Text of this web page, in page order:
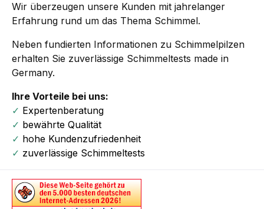
Wir überzeugen unsere Kunden mit jahrelanger
Erfahrung rund um das Thema Schimmel.
Neben fundierten Informationen zu Schimmelpilzen
erhalten Sie zuverlässige Schimmeltests made in
Germany.
Ihre Vorteile bei uns:
✓ Expertenberatung
✓ bewährte Qualität
✓ hohe Kundenzufriedenheit
✓ zuverlässige Schimmeltests